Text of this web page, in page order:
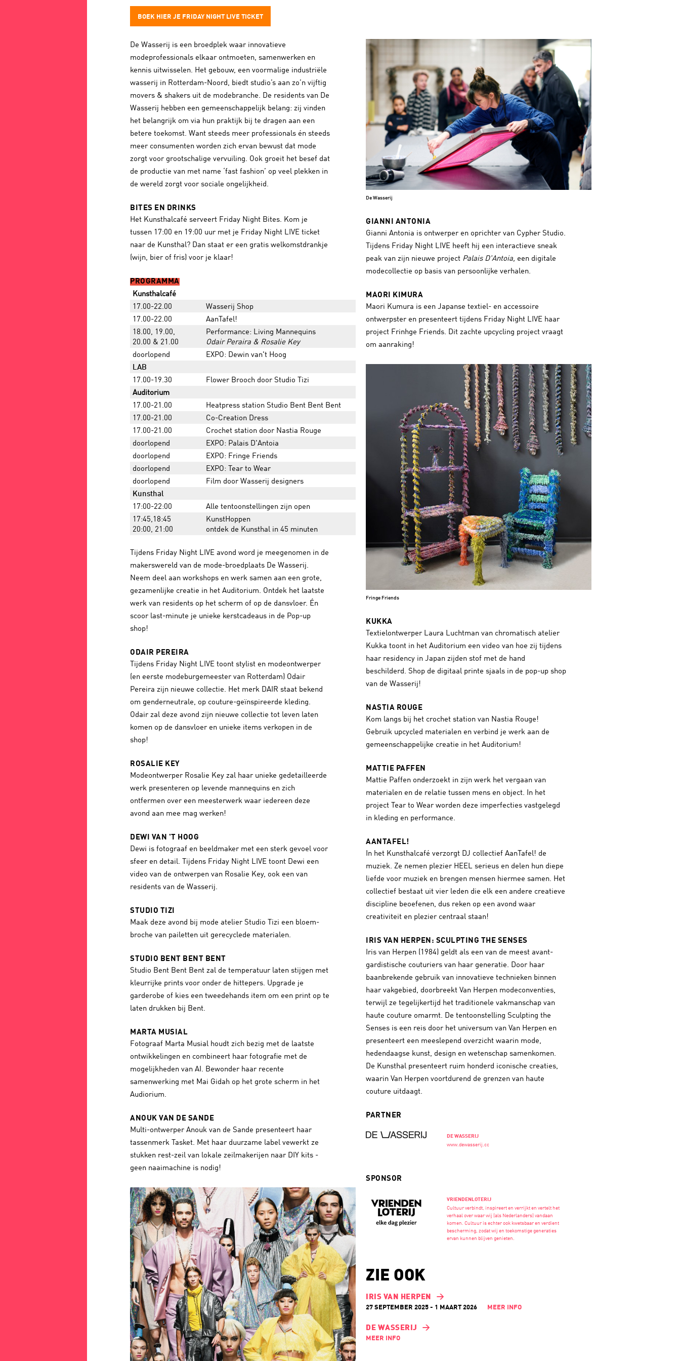
BOEK HIER JE FRIDAY NIGHT LIVE TICKET
De Wasserij is een broedplek waar innovatieve
modeprofessionals elkaar ontmoeten, samenwerken en
kennis uitwisselen. Het gebouw, een voormalige industriële
wasserij in Rotterdam-Noord, biedt studio’s aan zo’n vijftig
movers & shakers uit de modebranche. De residents van De
Wasserij hebben een gemeenschappelijk belang: zij vinden
het belangrijk om via hun praktijk bij te dragen aan een
betere toekomst. Want steeds meer professionals én steeds
meer consumenten worden zich ervan bewust dat mode
zorgt voor grootschalige vervuiling. Ook groeit het besef dat
de productie van met name ‘fast fashion’ op veel plekken in
de wereld zorgt voor sociale ongelijkheid.
BITES EN DRINKS
Het Kunsthalcafé serveert Friday Night Bites. Kom je
tussen 17:00 en 19:00 uur met je Friday Night LIVE ticket
naar de Kunsthal? Dan staat er een gratis welkomstdrankje
(wijn, bier of fris) voor je klaar!
PROGRAMMA
Kunsthalcafé
17.00-22.00
Wasserij Shop
17.00-22.00
AanTafel!
18.00, 19.00,
20.00 & 21.00
Performance: Living Mannequins
Odair Peraira & Rosalie Key
doorlopend
EXPO: Dewin van't Hoog
LAB
17.00-19.30
Flower Brooch door Studio Tizi
Auditorium
17.00-21.00
Heatpress station Studio Bent Bent Bent
17.00-21.00
Co-Creation Dress
17.00-21.00
Crochet station door Nastia Rouge
doorlopend
EXPO: Palais D'Antoia
doorlopend
EXPO: Fringe Friends
doorlopend
EXPO: Tear to Wear
doorlopend
Film door Wasserij designers
Kunsthal
17:00-22:00
Alle tentoonstellingen zijn open
17:45,18:45
20:00, 21:00
KunstHoppen
ontdek de Kunsthal in 45 minuten
Tijdens Friday Night LIVE avond word je meegenomen in de
makerswereld van de mode-broedplaats De Wasserij.
Neem deel aan workshops en werk samen aan een grote,
gezamenlijke creatie in het Auditorium. Ontdek het laatste
werk van residents op het scherm of op de dansvloer. Én
scoor last-minute je unieke kerstcadeaus in de Pop-up
shop!
ODAIR PEREIRA
Tijdens Friday Night LIVE toont stylist en modeontwerper
(en eerste modeburgemeester van Rotterdam) Odair
Pereira zijn nieuwe collectie. Het merk DAIR staat bekend
om genderneutrale, op couture-geïnspireerde kleding.
Odair zal deze avond zijn nieuwe collectie tot leven laten
komen op de dansvloer en unieke items verkopen in de
shop!
ROSALIE KEY
Modeontwerper Rosalie Key zal haar unieke gedetailleerde
werk presenteren op levende mannequins en zich
ontfermen over een meesterwerk waar iedereen deze
avond aan mee mag werken!
DEWI VAN 'T HOOG
Dewi is fotograaf en beeldmaker met een sterk gevoel voor
sfeer en detail. Tijdens Friday Night LIVE toont Dewi een
video van de ontwerpen van Rosalie Key, ook een van
residents van de Wasserij.
STUDIO TIZI
Maak deze avond bij mode atelier Studio Tizi een bloem-
broche van pailetten uit gerecyclede materialen.
STUDIO BENT BENT BENT
Studio Bent Bent Bent zal de temperatuur laten stijgen met
kleurrijke prints voor onder de hittepers. Upgrade je
garderobe of kies een tweedehands item om een print op te
laten drukken bij Bent.
MARTA MUSIAL
Fotograaf Marta Musial houdt zich bezig met de laatste
ontwikkelingen en combineert haar fotografie met de
mogelijkheden van AI. Bewonder haar recente
samenwerking met Mai Gidah op het grote scherm in het
Audiorium.
ANOUK VAN DE SANDE
Multi-ontwerper Anouk van de Sande presenteert haar
tassenmerk Tasket. Met haar duurzame label vewerkt ze
stukken rest-zeil van lokale zeilmakerijen naar DIY kits -
geen naaimachine is nodig!
De Wasserij
GIANNI ANTONIA
Gianni Antonia is ontwerper en oprichter van Cypher Studio.
Tijdens Friday Night LIVE heeft hij een interactieve sneak
peak van zijn nieuwe project Palais D'Antoia, een digitale
modecollectie op basis van persoonlijke verhalen.
MAORI KIMURA
Maori Kumura is een Japanse textiel- en accessoire
ontwerpster en presenteert tijdens Friday Night LIVE haar
project Frinhge Friends. Dit zachte upcycling project vraagt
om aanraking!
Fringe Friends
KUKKA
Textielontwerper Laura Luchtman van chromatisch atelier
Kukka toont in het Auditorium een video van hoe zij tijdens
haar residency in Japan zijden stof met de hand
beschilderd. Shop de digitaal printe sjaals in de pop-up shop
van de Wasserij!
NASTIA ROUGE
Kom langs bij het crochet station van Nastia Rouge!
Gebruik upcycled materialen en verbind je werk aan de
gemeenschappelijke creatie in het Auditorium!
MATTIE PAFFEN
Mattie Paffen onderzoekt in zijn werk het vergaan van
materialen en de relatie tussen mens en object. In het
project Tear to Wear worden deze imperfecties vastgelegd
in kleding en performance.
AANTAFEL!
In het Kunsthalcafé verzorgt DJ collectief AanTafel! de
muziek. Ze nemen plezier HEEL serieus en delen hun diepe
liefde voor muziek en brengen mensen hiermee samen. Het
collectief bestaat uit vier leden die elk een andere creatieve
discipline beoefenen, dus reken op een avond waar
creativiteit en plezier centraal staan!
IRIS VAN HERPEN: SCULPTING THE SENSES
Iris van Herpen (1984) geldt als een van de meest avant-
gardistische couturiers van haar generatie. Door haar
baanbrekende gebruik van innovatieve technieken binnen
haar vakgebied, doorbreekt Van Herpen modeconventies,
terwijl ze tegelijkertijd het traditionele vakmanschap van
haute couture omarmt. De tentoonstelling Sculpting the
Senses is een reis door het universum van Van Herpen en
presenteert een meeslepend overzicht waarin mode,
hedendaagse kunst, design en wetenschap samenkomen.
De Kunsthal presenteert ruim honderd iconische creaties,
waarin Van Herpen voortdurend de grenzen van haute
couture uitdaagt.
PARTNER
DE WASSERIJ
www.dewasserij.cc
SPONSOR
VRIENDENLOTERIJ
Cultuur verbindt, inspireert en verrijkt en vertelt het
verhaal over waar wij (als Nederlanders) vandaan
komen. Cultuur is echter ook kwetsbaar en verdient
bescherming, zodat wij en toekomstige generaties
ervan kunnen blijven genieten.
ZIE OOK
IRIS VAN HERPEN
27 SEPTEMBER 2025 - 1 MAART 2026 MEER INFO
DE WASSERIJ
MEER INFO